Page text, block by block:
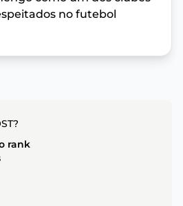
no futebol
rank